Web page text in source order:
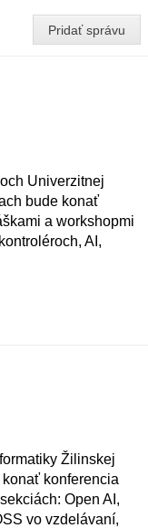
Pridať správu
Univerzitnej
bude konať
a workshopmi
AI,
Žilinskej
konferencia
Open AI,
vo vzdelávaní,